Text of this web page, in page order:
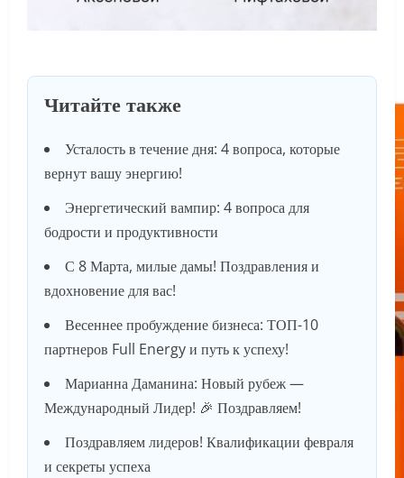
Читайте также
Усталость в течение дня: 4 вопроса, которые
вернут вашу энергию!
Энергетический вампир: 4 вопроса для
бодрости и продуктивности
С 8 Марта, милые дамы! Поздравления и
вдохновение для вас!
Весеннее пробуждение бизнеса: ТОП-10
партнеров Full Energy и путь к успеху!
Марианна Даманина: Новый рубеж —
Международный Лидер! 🎉 Поздравляем!
Поздравляем лидеров! Квалификации февраля
и секреты успеха